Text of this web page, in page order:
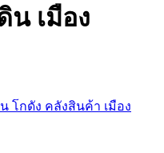
น เมือง
โกดัง คลังสินค้า เมือง